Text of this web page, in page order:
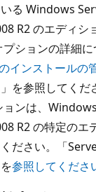
る Windows
R2 のエディシ
ションの詳細
インストールの
を参照してく
ョンは、
R2 の特定のエ
ださい。「
参照してくださ